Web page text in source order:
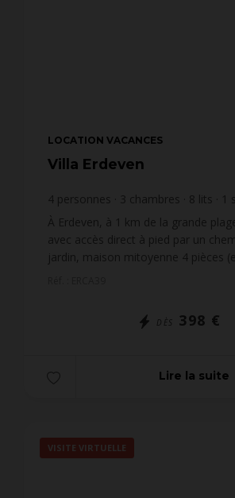
LOCATION VACANCES
Villa Erdeven
4 personnes 3 chambres 8 lits 1
1
salle de bain
À Erdeven, à 1 km de la grande
avec accès direct à pied par un
jardin, maison mitoyenne 4 pièces
DÈS 398 €
Lire la suite
VISITE VIRTUELLE